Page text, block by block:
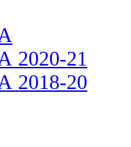
2020-21
2018-20